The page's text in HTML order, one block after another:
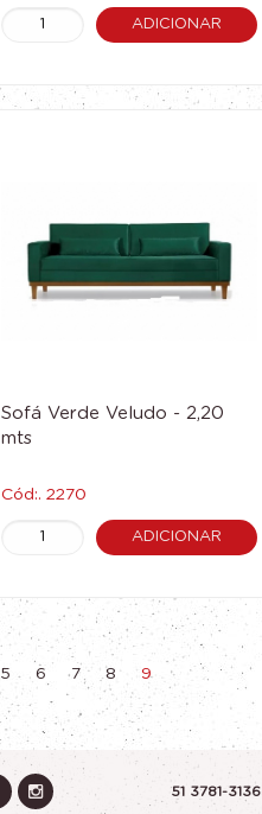
ADICIONAR
Sofá Verde Veludo - 2,20
mts
Cód:. 2270
ADICIONAR
5 6 7 8 9
51 3781-3136